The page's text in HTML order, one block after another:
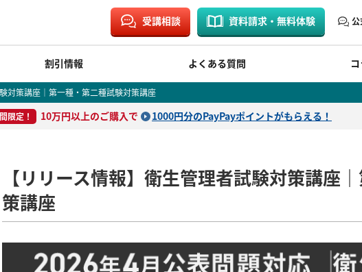
受講相談 資料請求・無料体験 公
割引情報 よくある質問
策講座｜第一種・第二種試験対策講座
限定！ 10万円以上のご購入で 1000円分のPayPayポイントがもらえる！
【リリース情報】衛生管理者試験対策講座
策講座